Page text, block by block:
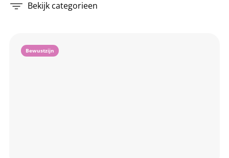
Bekijk categorieen
Bewustzijn